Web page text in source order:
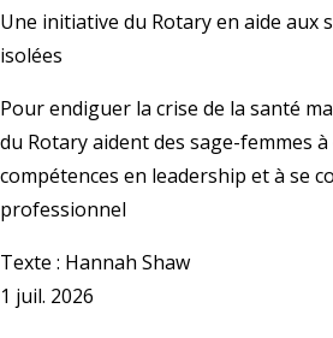
Une initiative du Rotary en aide aux
isolées
Pour endiguer la crise de la santé
du Rotary aident des sage-femmes
compétences en leadership et à se
professionnel
Texte : Hannah Shaw
1 juil. 2026